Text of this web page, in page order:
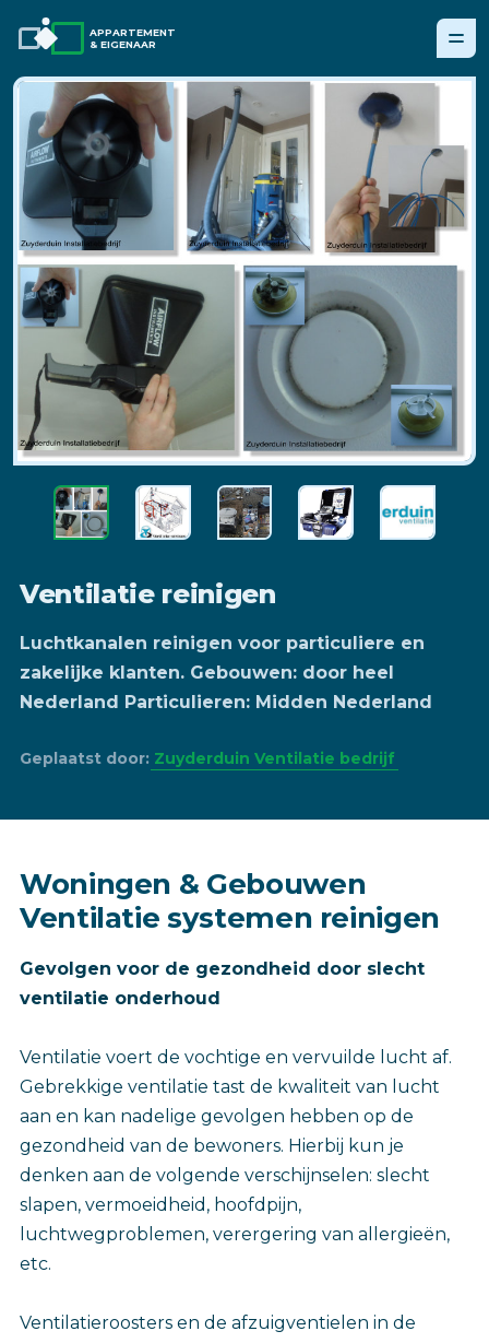
APPARTEMENT
& EIGENAAR
Ventilatie reinigen
Luchtkanalen reinigen voor particuliere en
zakelijke klanten. Gebouwen: door heel
Nederland Particulieren: Midden Nederland
Geplaatst door: Zuyderduin Ventilatie bedrijf
Woningen & Gebouwen
Ventilatie systemen reinigen
Gevolgen voor de gezondheid door slecht
ventilatie onderhoud
Ventilatie voert de vochtige en vervuilde lucht af.
Gebrekkige ventilatie tast de kwaliteit van lucht
aan en kan nadelige gevolgen hebben op de
gezondheid van de bewoners. Hierbij kun je
denken aan de volgende verschijnselen: slecht
slapen, vermoeidheid, hoofdpijn,
luchtwegproblemen, verergering van allergieën,
etc.
Ventilatieroosters en de afzuigventielen in de